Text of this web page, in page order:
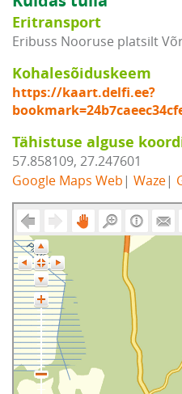
Eritransport
Eribuss Nooruse platsilt
Kohalesõiduskeem
https://kaart.delfi.ee?
Tähistuse alguse
57.858109, 27.247601
Google Maps Web | Waze|